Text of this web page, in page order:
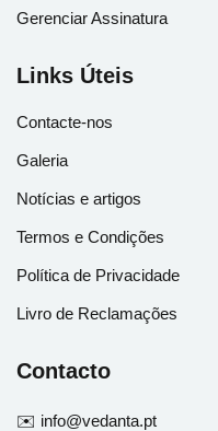
Gerenciar Assinatura
Links Úteis
Contacte-nos
Galeria
Notícias e artigos
Termos e Condições
Política de Privacidade
Livro de Reclamações
Contacto
✉️ info@vedanta.pt